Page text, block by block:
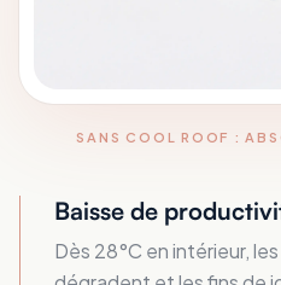
SANS COOL ROOF :
Baisse de
Dès 28°C en intérieur,